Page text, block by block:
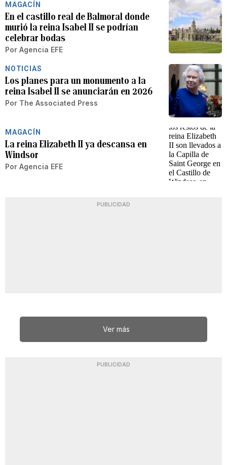
MAGACÍN
En el castillo real de Balmoral donde
murió la reina Isabel II se podrían
celebrar bodas
Por Agencia EFE
NOTICIAS
Los planes para un monumento a la
reina Isabel II se anunciarán en 2026
Por The Associated Press
MAGACÍN
La reina Elizabeth II ya descansa en
Windsor
Por Agencia EFE
PUBLICIDAD
Ver más
PUBLICIDAD